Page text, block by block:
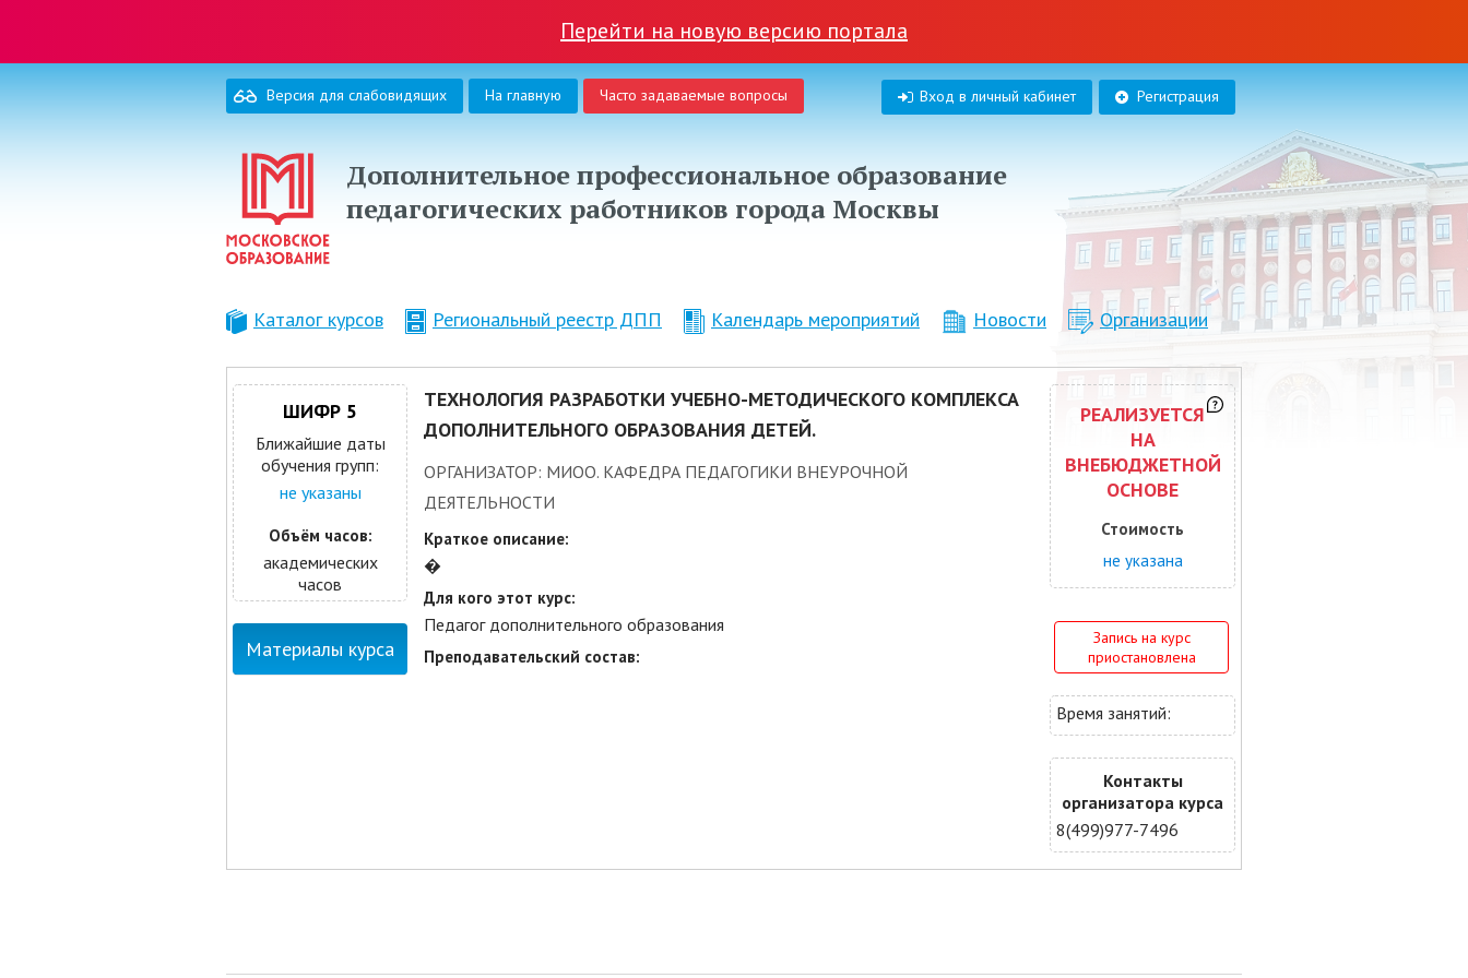
Перейти на новую версию портала
Версия для слабовидящих На главную Часто задаваемые вопросы Регистрация
Вход в личный кабинет
Дополнительное профессиональное образование
педагогических работников города Москвы
Каталог курсов Региональный реестр ДПП Календарь мероприятий Новости Организации
ШИФР 5
Ближайшие даты
обучения групп:
не указаны
Объём часов:
академических
часов
Материалы курса
ТЕХНОЛОГИЯ РАЗРАБОТКИ УЧЕБНО-МЕТОДИЧЕСКОГО КОМПЛЕКСА
ДОПОЛНИТЕЛЬНОГО ОБРАЗОВАНИЯ ДЕТЕЙ.
ОРГАНИЗАТОР: МИОО. КАФЕДРА ПЕДАГОГИКИ ВНЕУРОЧНОЙ
ДЕЯТЕЛЬНОСТИ
Краткое описание:
�
Для кого этот курс:
Педагог дополнительного образования
Преподавательский состав:
РЕАЛИЗУЕТСЯ
НА
ВНЕБЮДЖЕТНОЙ
ОСНОВЕ
Стоимость
не указана
Запись на курс
приостановлена
Время занятий:
Контакты
организатора курса
8(499)977-7496